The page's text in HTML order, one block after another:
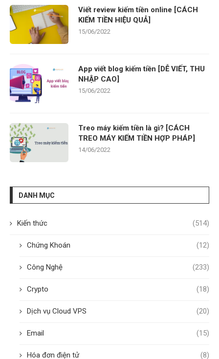
Viết review kiếm tiền online [CÁCH
KIẾM TIỀN HIỆU QUẢ]
15/06/2022
App viết blog kiếm tiền [DỄ VIẾT, THU
NHẬP CAO]
15/06/2022
Treo máy kiếm tiền là gì? [CÁCH
TREO MÁY KIẾM TIỀN HỢP PHÁP]
14/06/2022
DANH MỤC
Kiến thức (514)
Chứng Khoán (12)
Công Nghệ (233)
Crypto (18)
Dịch vụ Cloud VPS (20)
Email (15)
Hóa đơn điện tử (8)